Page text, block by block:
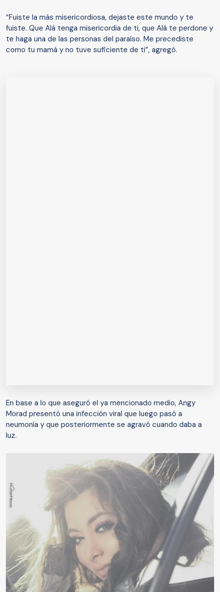
“Fuiste la más misericordiosa, dejaste este mundo y te
fuiste. Que Alá tenga misericordia de ti, que Alá te perdone y
te haga una de las personas del paraíso. Me precediste
como tu mamá y no tuve suficiente de ti”, agregó.
En base a lo que aseguró el ya mencionado medio, Angy
Morad presentó una infección viral que luego pasó a
neumonía y que posteriormente se agravó cuando daba a
luz.